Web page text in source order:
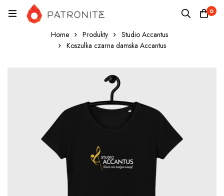
0
Home Produkty
Studio Accantus
Koszulka czarna damska Accantus